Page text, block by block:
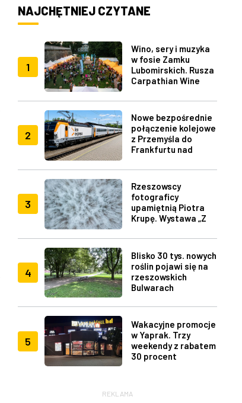
NAJCHĘTNIEJ CZYTANE
1
Wino, sery i muzyka
w fosie Zamku
Lubomirskich. Rusza
Carpathian Wine
2
Nowe bezpośrednie
połączenie kolejowe
z Przemyśla do
Frankfurtu nad
3
Rzeszowscy
fotograficy
upamiętnią Piotra
Krupę. Wystawa „Z
4
Blisko 30 tys. nowych
roślin pojawi się na
rzeszowskich
Bulwarach
5
Wakacyjne promocje
w Yaprak. Trzy
weekendy z rabatem
30 procent
REKLAMA